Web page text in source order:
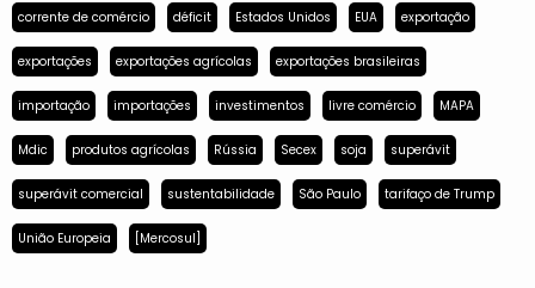
corrente de comércio déficit Estados Unidos EUA exportação
exportações exportações agrícolas exportações brasileiras
importação importações investimentos livre comércio MAPA
Mdic produtos agrícolas Rússia Secex soja superávit
superávit comercial sustentabilidade São Paulo tarifaço de Trump
União Europeia [Mercosul]